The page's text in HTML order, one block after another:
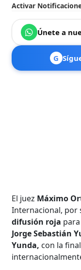
Activar
Únete a
G
El juez Máximo
Internacional, por
difusión roja
Jorge Sebastián
Yunda, con la